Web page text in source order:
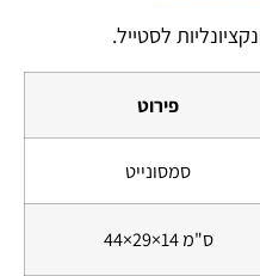
לסטייל.
פירוט
סמסונייט
44×29×14 ס"מ